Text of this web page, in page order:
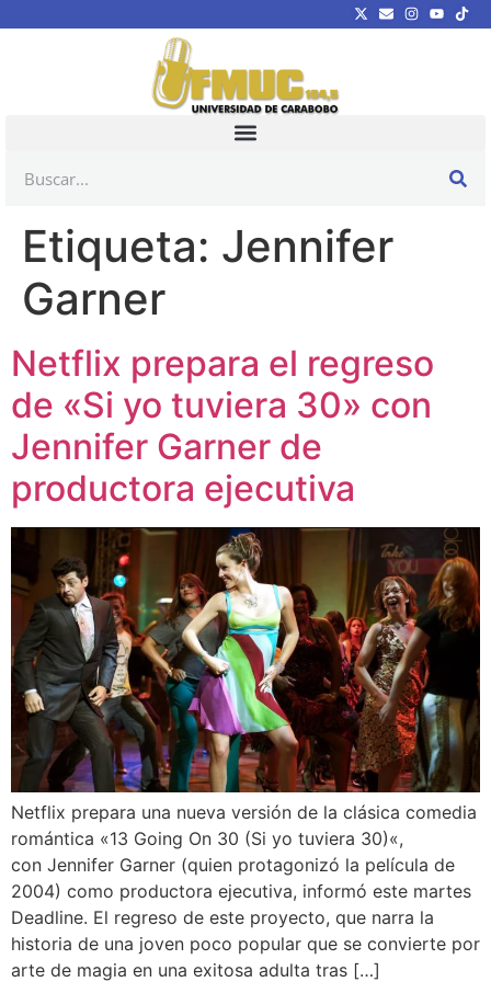
Etiqueta: Jennifer
Garner
Netflix prepara el regreso
de «Si yo tuviera 30» con
Jennifer Garner de
productora ejecutiva
Netflix prepara una nueva versión de la clásica comedia
romántica «13 Going On 30 (Si yo tuviera 30)«,
con Jennifer Garner (quien protagonizó la película de
2004) como productora ejecutiva, informó este martes
Deadline. El regreso de este proyecto, que narra la
historia de una joven poco popular que se convierte por
arte de magia en una exitosa adulta tras […]